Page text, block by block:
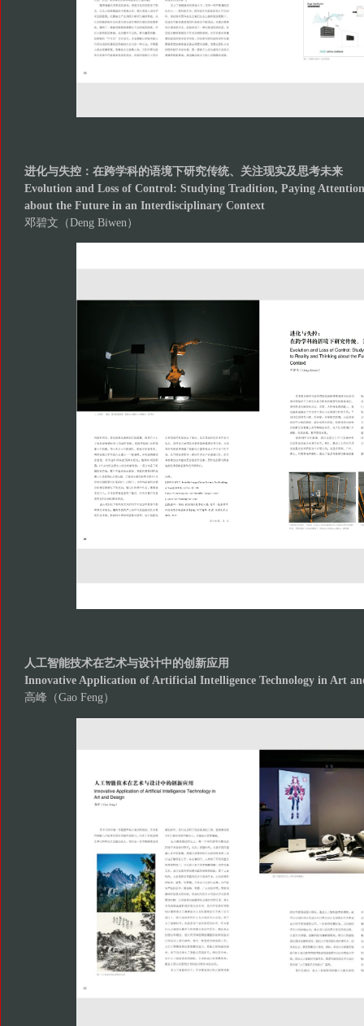
进化与失控：在跨学科的语境下研究传统、关注现实及思考未来
Evolution and Loss of Control: Studying Tradition, Paying
about the Future in an Interdisciplinary Context
邓碧文（Deng Biwen）
人工智能技术在艺术与设计中的创新应用
Innovative Application of Artificial Intelligence Technology in Art
高峰（Gao Feng）